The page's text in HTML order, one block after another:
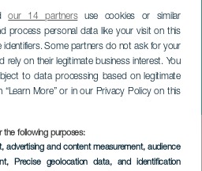
our 14 partnersuse cookies or similar
process personal data like your visit on this
Some partners do not ask for your
on their legitimate business interest. You
to data processing based on legitimate
More” or in our Privacy Policy on this
the following purposes:
advertising and content measurement, audience
, Precise geolocation data, and identification
Virgen del